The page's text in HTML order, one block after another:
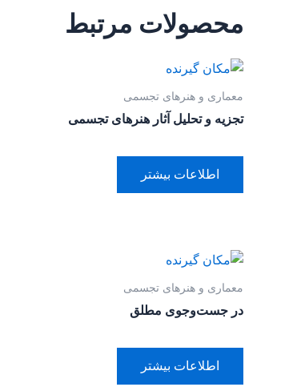
محصولات مرتبط
معماری و هنرهای تجسمی
تجزیه و تحلیل آثار هنر‌های تجسمی
اطلاعات بیشتر
معماری و هنرهای تجسمی
در جست‌وجوی مطلق
اطلاعات بیشتر